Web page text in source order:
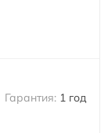
1 год